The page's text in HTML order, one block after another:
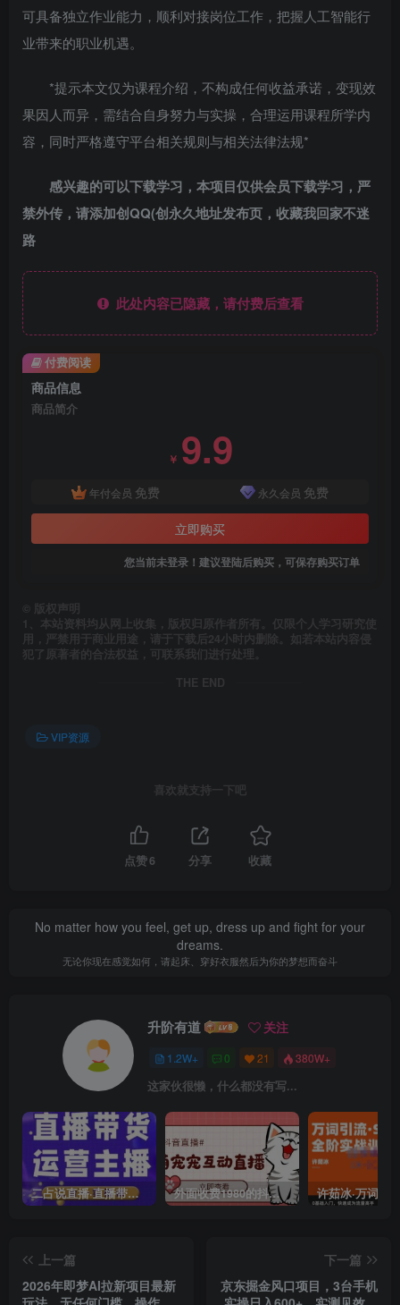
可具备独立作业能力，顺利对接岗位工作，把握人工智能行
业带来的职业机遇。
*提示本文仅为课程介绍，不构成任何收益承诺，变现效
果因人而异，需结合自身努力与实操，合理运用课程所学内
容，同时严格遵守平台相关规则与相关法律法规*
感兴趣的可以下载学习，本项目仅供会员下载学习，严
禁外传，请添加创QQ(创永久地址发布页，收藏我回家不迷
路
此处内容已隐藏，请付费后查看
商品信息
商品简介
￥ 9.9
年付会员 免费 永久会员 免费
立即购买
您当前未登录！建议登陆后购买，可保存购买订单
付费阅读
©
版权声明
1、本站资料均从网上收集，版权归原作者所有。仅限个人学习研究使
用，严禁用于商业用途，请于下载后24小时内删除。如若本站内容侵
犯了原著者的合法权益，可联系我们进行处理。
THE END
VIP资源
喜欢就支持一下吧
点赞6 分享 收藏
No matter how you feel, get up, dress up and fight for your
dreams.
无论你现在感觉如何，请起床、穿好衣服然后为你的梦想而奋斗
升阶有道 关注
1.2W+ 0 21 380W+
这家伙很懒，什么都没有写...
二占说直播·直播带货主播运营课程，主播运营二合一实操课 外面收费1980的抖音萌宠宠直播项目，可虚拟人直播，抖音报白，实时互动直播【软件+详细教程】
上一篇
2026年即梦AI拉新项目最新
下一篇
京东掘金风口项目，3台手机